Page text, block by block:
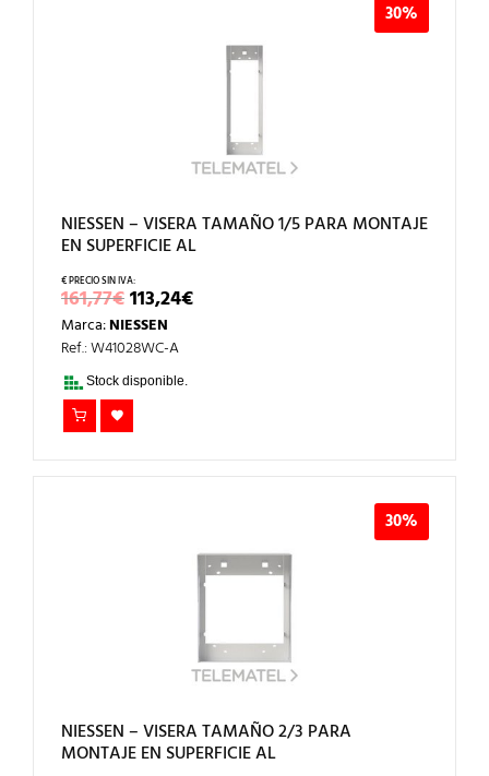
30%
NIESSEN – VISERA TAMAÑO 1/5 PARA MONTAJE
EN SUPERFICIE AL
161,77€EL
PRECIO
ORIGINAL
ERA:
161,77€.
113,24€EL
PRECIO
Marca:NIESSEN
Ref.: W41028WC-A
Stock disponible.
30%
NIESSEN – VISERA TAMAÑO 2/3 PARA
MONTAJE EN SUPERFICIE AL